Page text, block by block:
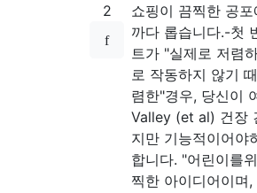
2
쇼핑이 끔찍한 공
까다 롭습니다.-첫
트가 "실제로 저렴
로 작동하지 않기
렴한"경우, 당신이
Valley (et al) 건장
지만 기능적이어야
합니다. "어린이를
찍한 아이디어이며